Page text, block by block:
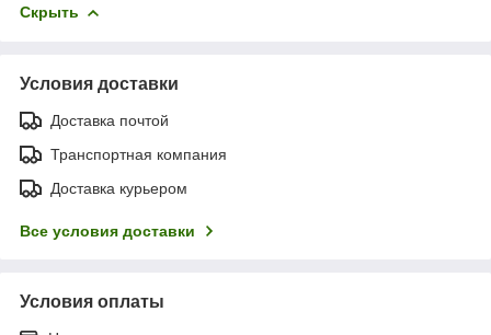
Скрыть
Условия доставки
Доставка почтой
Транспортная компания
Доставка курьером
Все условия доставки
Условия оплаты